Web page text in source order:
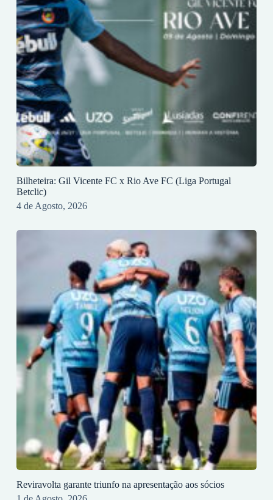
Bilheteira: Gil Vicente FC x Rio Ave FC (Liga Portugal
Betclic)
4 de Agosto, 2026
Reviravolta garante triunfo na apresentação aos sócios